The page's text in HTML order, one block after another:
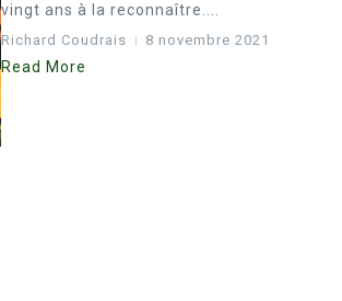
vingt ans à la reconnaître....
Richard Coudrais 8 novembre 2021
Read More